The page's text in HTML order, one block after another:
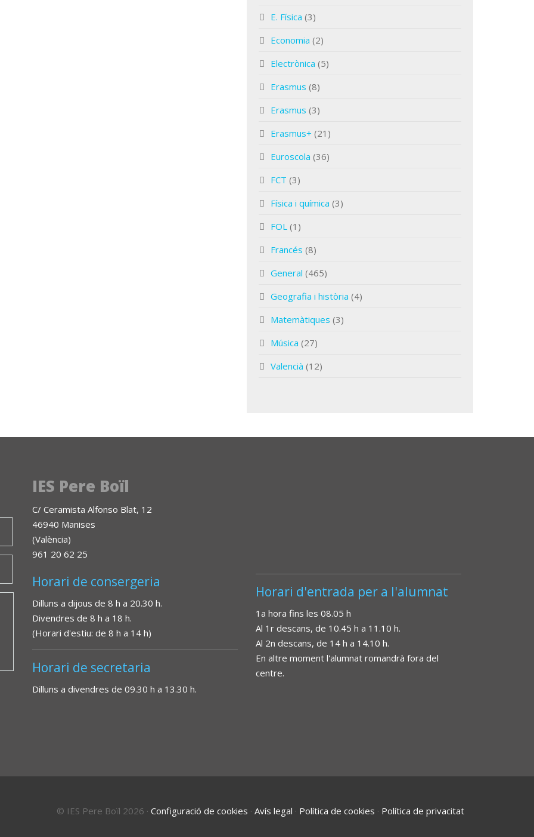
E. Física (3)
Economia (2)
Electrònica (5)
Erasmus (8)
Erasmus (3)
Erasmus+ (21)
Euroscola (36)
FCT (3)
Física i química (3)
FOL (1)
Francés (8)
General (465)
Geografia i història (4)
Matemàtiques (3)
Música (27)
Valencià (12)
IES Pere Boïl
C/ Ceramista Alfonso Blat, 12
46940 Manises
(València)
961 20 62 25
Horari de consergeria
Dilluns a dijous de 8 h a 20.30 h.
Divendres de 8 h a 18 h.
(Horari d'estiu: de 8 h a 14 h)
Horari de secretaria
Dilluns a divendres de 09.30 h a 13.30 h.
Horari d'entrada per a l'alumnat
1a hora fins les 08.05 h
Al 1r descans, de 10.45 h a 11.10 h.
Al 2n descans, de 14 h a 14.10 h.
En altre moment l'alumnat romandrà fora del
centre.
© IES Pere Boïl 2026 · Configuració de cookies · Avís legal · Política de cookies · Política de privacitat